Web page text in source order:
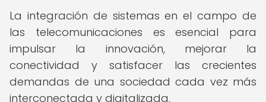
La integración de sistemas en el campo de
las telecomunicaciones es esencial para
impulsar la innovación, mejorar la
conectividad y satisfacer las crecientes
demandas de una sociedad cada vez más
interconectada y digitalizada.